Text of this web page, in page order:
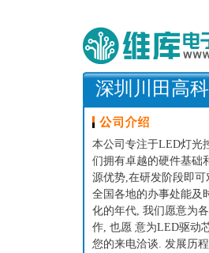
深圳川田高
本公司专注于LED灯光
们拥有卓越的硬件基础
源优势,在研发阶段即
全国各地的办事处能及
化的年代, 我们愿意为
作, 也愿 意为LED驱动
您的来电洽谈. 发展历